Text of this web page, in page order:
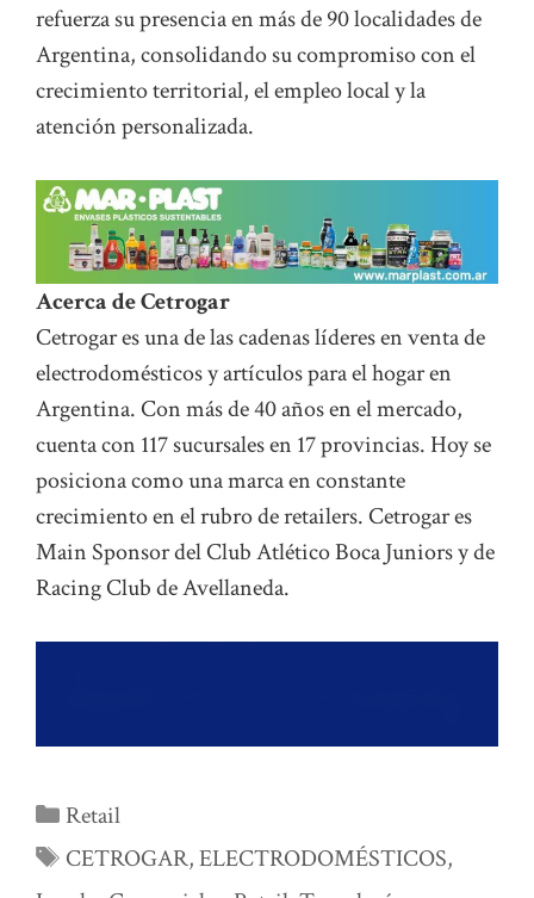
refuerza su presencia en más de 90 localidades de
Argentina, consolidando su compromiso con el
crecimiento territorial, el empleo local y la
atención personalizada.
Acerca de Cetrogar
Cetrogar es una de las cadenas líderes en venta de
electrodomésticos y artículos para el hogar en
Argentina. Con más de 40 años en el mercado,
cuenta con 117 sucursales en 17 provincias. Hoy se
posiciona como una marca en constante
crecimiento en el rubro de retailers. Cetrogar es
Main Sponsor del Club Atlético Boca Juniors y de
Racing Club de Avellaneda.
Categorías
Retail
Etiquetas
CETROGAR,ELECTRODOMÉSTICOS,